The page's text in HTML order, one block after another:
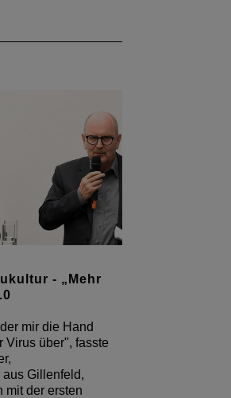
- „Mehr
mir die Hand
Virus über", fasste
Gillenfeld,
mit der ersten